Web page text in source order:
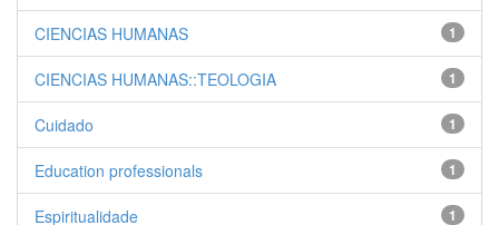
1
CIENCIAS HUMANAS
1
CIENCIAS HUMANAS::TEOLOGIA
1
Cuidado
1
Education professionals
1
Espiritualidade